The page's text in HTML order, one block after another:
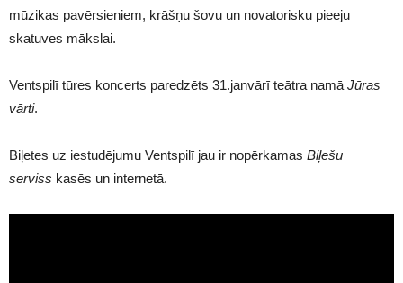
mūzikas pavērsieniem, krāšņu šovu un novatorisku pieeju
skatuves mākslai.
Ventspilī tūres koncerts paredzēts 31.janvārī teātra namā Jūras
vārti.
Biļetes uz iestudējumu Ventspilī jau ir nopērkamas Biļešu
serviss kasēs un internetā.